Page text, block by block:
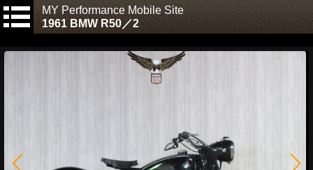
MY Performance Mobile Site
1961 BMW R50／2